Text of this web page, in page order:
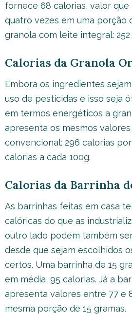
fornece 68 calorias, valor que
quatro vezes em uma porção
granola com leite integral: 252
Calorias da Granola
Embora os ingredientes
uso de pesticidas e isso seja
em termos energéticos a
apresenta os mesmos
convencional: 296 calorias
calorias a cada 100g.
Calorias da Barrinha
As barrinhas feitas em casa
calóricas do que as
outro lado podem também
desde que sejam escolhidos
certos. Uma barrinha de 15
em média, 95 calorias. Já a
apresenta valores entre 77 e
mesma porção de 15 gramas.